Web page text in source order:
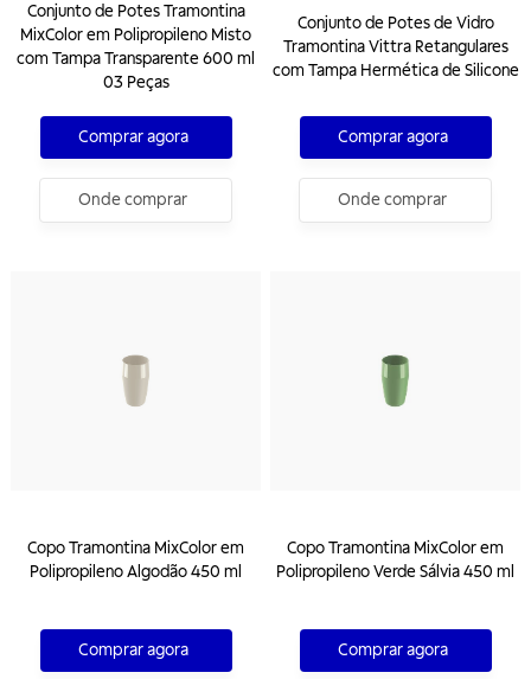
Conjunto de Potes Tramontina
MixColor em Polipropileno Misto
com Tampa Transparente 600 ml
03 Peças
Comprar agora
Onde comprar
Conjunto de Potes de Vidro
Tramontina Vittra Retangulares
com Tampa Hermética de Silicone
Comprar agora
Onde comprar
Copo Tramontina MixColor em
Polipropileno Algodão 450 ml
Comprar agora
Copo Tramontina MixColor em
Polipropileno Verde Sálvia 450 ml
Comprar agora